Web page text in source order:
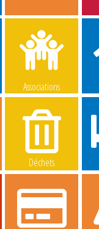
Associations
Déchets